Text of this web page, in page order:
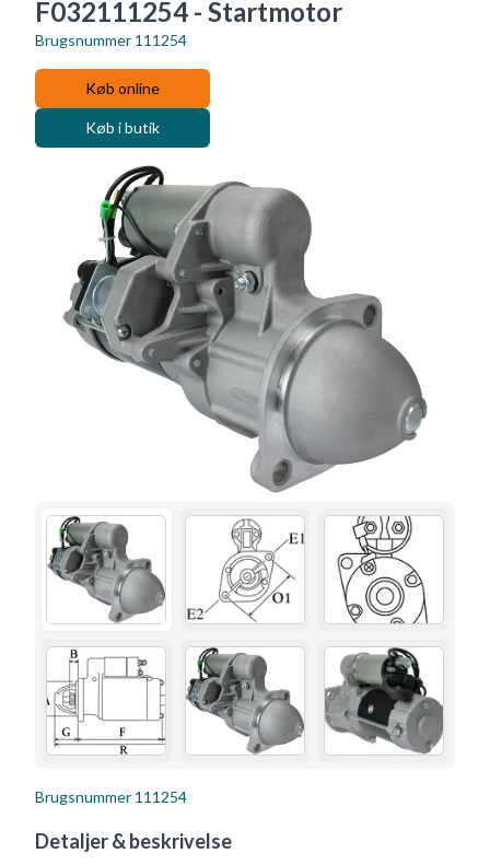
F032111254 - Startmotor
Brugsnummer 111254
Køb online
Køb i butik
Brugsnummer 111254
Detaljer & beskrivelse